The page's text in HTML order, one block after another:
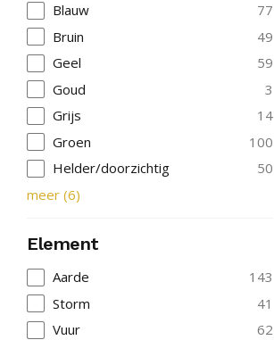
Blauw
77
Bruin
49
Geel
59
Goud
3
Grijs
14
Groen
100
Helder/doorzichtig
50
meer (6)
Element
Aarde
143
Storm
41
Vuur
62